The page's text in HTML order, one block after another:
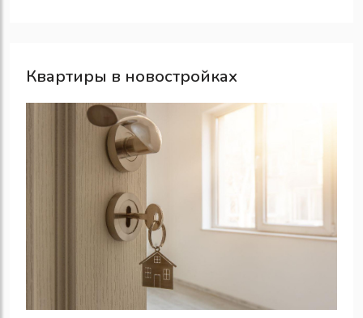
Квартиры в новостройках